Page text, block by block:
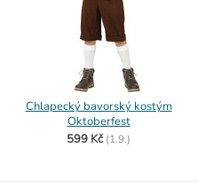
Chlapecký bavorský kostým
Oktoberfest
599 Kč (1.9.)